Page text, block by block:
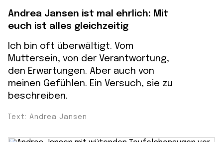
Andrea Jansen ist mal ehrlich: Mit
euch ist alles gleichzeitig
Ich bin oft überwältigt. Vom
Muttersein, von der Verantwortung,
den Erwartungen. Aber auch von
meinen Gefühlen. Ein Versuch, sie zu
beschreiben.
Text: Andrea Jansen